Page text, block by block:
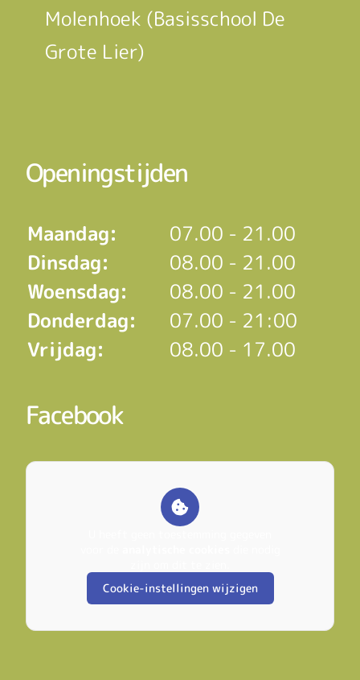
Molenhoek (Basisschool De
Grote Lier)
Openingstijden
Maandag:
07.00 - 21.00
Dinsdag:
08.00 - 21.00
Woensdag:
08.00 - 21.00
Donderdag:
07.00 - 21:00
Vrijdag:
08.00 - 17.00
Facebook
Cookie-instellingen wijzigen